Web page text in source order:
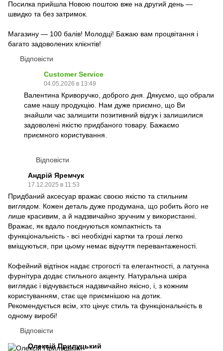
Посилка прийшла Новою поштою вже на другий день —
швидко та без затримок.
Магазину — 100 балів! Молодці! Бажаю вам процвітання і
багато задоволених клієнтів!
Відповісти
Customer Service
04.05.2026 в 13:49
Валентина Криворучко, доброго дня. Дякуємо, що обрали
саме нашу продукцію. Нам дуже приємно, що Ви
знайшли час залишити позитивний відгук і залишилися
задоволені якістю придбаного товару. Бажаємо
приємного користування.
Відповісти
Андрій Яремчук
17.12.2025 в 11:53
Придбаний аксесуар вражає своєю якістю та стильним
виглядом. Кожен деталь дуже продумана, що робить його не
лише красивим, а й надзвичайно зручним у використанні.
Вражає, як вдало поєднуються компактність та
функціональність - всі необхідні картки та гроші легко
вміщуються, при цьому немає відчуття перевантаженості.
Кофейний відтінок надає строгості та елегантності, а латунна
фурнітура додає стильного акценту. Натуральна шкіра
виглядає і відчувається надзвичайно якісно, і, з кожним
користуванням, стає ще приємнішою на дотик.
Рекомендується всім, хто цінує стиль та функціональність в
одному виробі!
Відповісти
Олексій Прилуцький